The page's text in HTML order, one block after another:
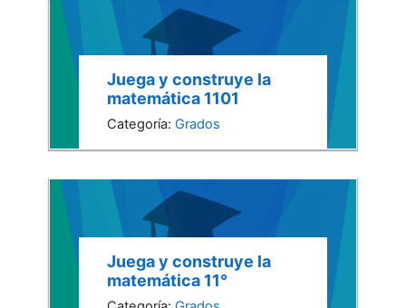
Juega y construye la
matemática 1101
Categoría: Grados
Juega y construye la
matemática 11°